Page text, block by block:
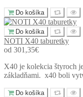
Do košíka
Do košíka
NOTI X40 taburetky
od 301,35€
X40 je kolekcia štyroch
základňami. x40 boli
Do košíka
Homie
ODBORNÝ